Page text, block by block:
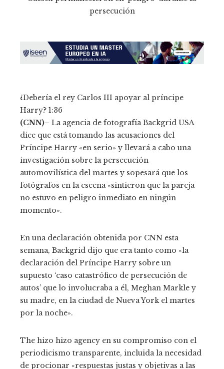
¿Debería el rey Carlos III apoyar al príncipe
Harry? 1:36
(CNN)– La agencia de fotografía Backgrid USA
dice que está tomando las acusaciones del
Príncipe Harry «en serio» y llevará a cabo una
investigación sobre la persecución
automovilística del martes y sopesará que los
fotógrafos en la escena «sintieron que la pareja
no estuvo en peligro inmediato en ningún
momento».
En una declaración obtenida por CNN esta
semana, Backgrid dijo que era tanto como «la
declaración del Príncipe Harry sobre un
supuesto ‘caso catastrófico de persecución de
autos’ que lo involucraba a él, Meghan Markle y
su madre, en la ciudad de Nueva York el martes
por la noche».
The hizo hizo agency en su compromiso con el
periodicismo transparente, incluida la necesidad
de procionar «respuestas justas y objetivas a las